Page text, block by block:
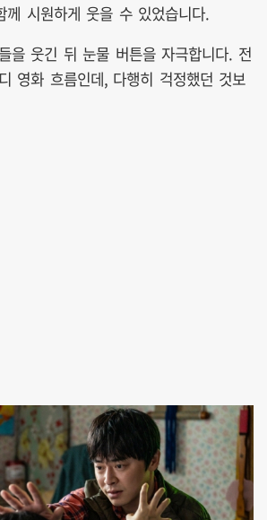
께 시원하게 웃을 수 있었습니다.
을 웃긴 뒤 눈물 버튼을 자극합니다. 전
영화 흐름인데, 다행히 걱정했던 것보